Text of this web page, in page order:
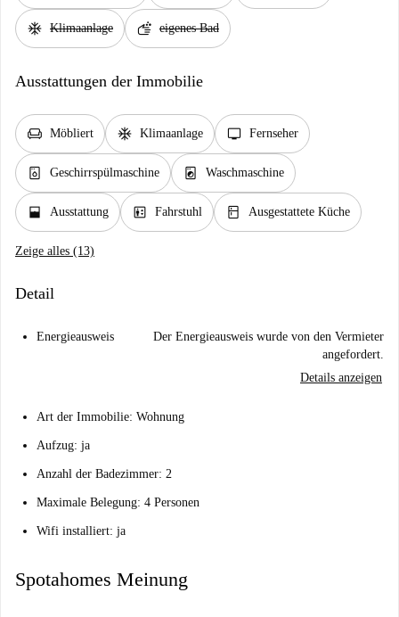
ac_unit Klimaanlage soap eigenes Bad
Ausstattungen der Immobilie
chair Möbliert ac_unit Klimaanlage tv Fernseher
dishwasher_gen Geschirrspülmaschine local_laundry_service Waschmaschine
window_open Ausstattung elevator Fahrstuhl kitchen Ausgestattete Küche
Zeige alles (13)
Detail
Energieausweis
Der Energieausweis wurde von den Vermieter
angefordert.
Details anzeigen
Art der Immobilie: Wohnung
Aufzug: ja
Anzahl der Badezimmer: 2
Maximale Belegung: 4 Personen
Wifi installiert: ja
Spotahomes Meinung